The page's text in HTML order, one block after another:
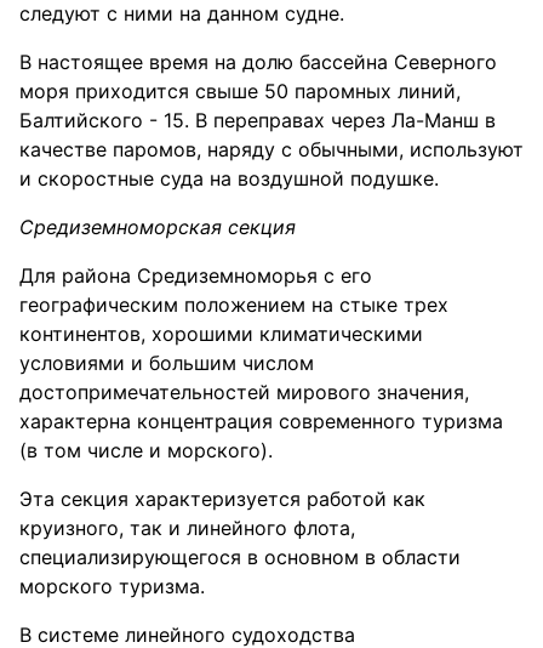
следуют с ними на данном судне.
В настоящее время на долю бассейна Северного
моря приходится свыше 50 паромных линий,
Балтийского - 15. В переправах через Ла-Манш в
качестве паромов, наряду с обычными, используют
и скоростные суда на воздушной подушке.
Средиземноморская секция
Для района Средиземноморья с его
географическим положением на стыке трех
континентов, хорошими климатическими
условиями и большим числом
достопримечательностей мирового значения,
характерна концентрация современного туризма
(в том числе и морского).
Эта секция характеризуется работой как
круизного, так и линейного флота,
специализирующегося в основном в области
морского туризма.
В системе линейного судоходства